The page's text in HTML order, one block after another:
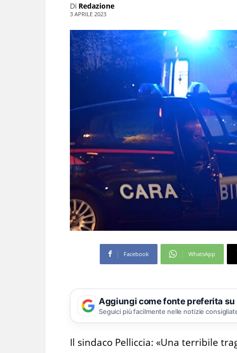
Di Redazione
3 APRILE 2023
Facebook WhatsApp
Aggiungi come fonte preferita su
Seguici più facilmente nelle notizie
Il sindaco Pelliccia: «Una terribile